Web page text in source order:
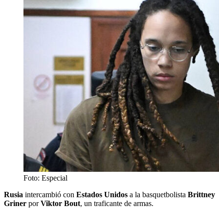
Foto: Especial
Rusia intercambió con Estados Unidos a la basquetbolista Brittney
Griner porViktor Bout, un traficante de armas.